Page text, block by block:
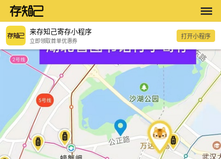
来存知己寄存小程序
立即领取首单优惠券
打开小程序